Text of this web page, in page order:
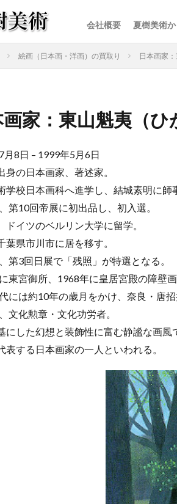
会社概要 夏樹美術
絵画（日本画・洋画）の買取り 日本画家
画家：東山魁夷（ひ
月8日 – 1999年5月6日
身の日本画家、著述家。
学校日本画科へ進学し、結城素明に師
第10回帝展に初出品し、初入選。
ドイツのベルリン大学に留学。
葉県市川市に居を移す。
第3回日展で「残照」が特選となる。
東宮御所、1968年に皇居宮殿の障壁画
には約10年の歳月をかけ、奈良・唐
文化勲章・文化功労者。
にした幻想と装飾性に富む静謐な画風
表する日本画家の一人といわれる。